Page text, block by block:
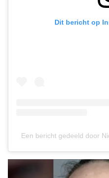
Dit bericht op
Een bericht gedeeld door